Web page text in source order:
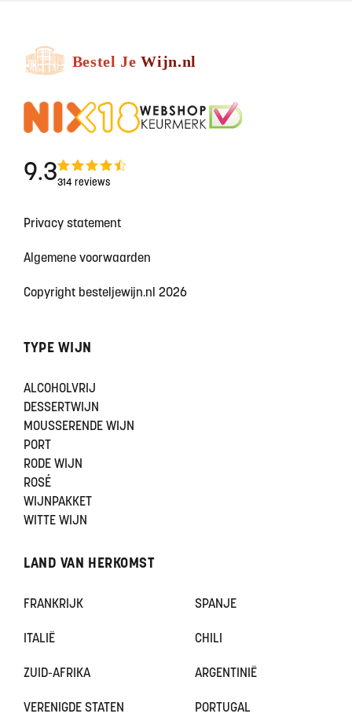
9.3314 reviews
Privacy statement
Algemene voorwaarden
Copyright besteljewijn.nl 2026
TYPE WIJN
ALCOHOLVRIJ
DESSERTWIJN
MOUSSERENDE WIJN
PORT
RODE WIJN
ROSÉ
WIJNPAKKET
WITTE WIJN
LAND VAN HERKOMST
FRANKRIJK SPANJE
ITALIË CHILI
ZUID-AFRIKA ARGENTINIË
VERENIGDE STATEN PORTUGAL